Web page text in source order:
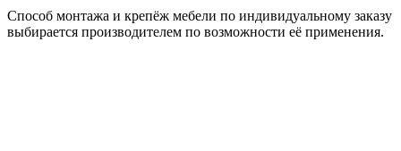
Способ монтажа и крепёж мебели по индивидуальному заказу
выбирается производителем по возможности её применения.